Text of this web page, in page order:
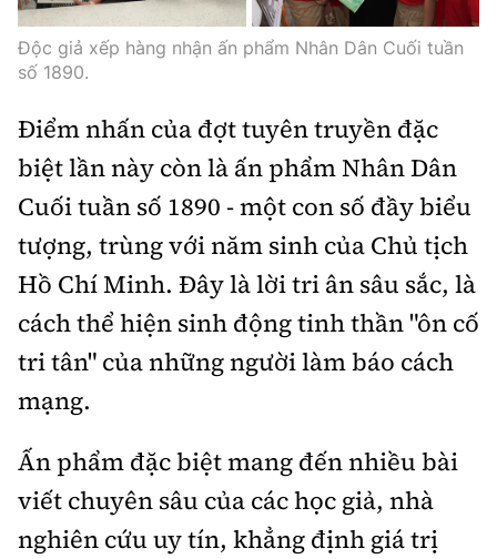
Độc giả xếp hàng nhận ấn phẩm Nhân Dân Cuối tuần
số 1890.
Điểm nhấn của đợt tuyên truyền đặc
biệt lần này còn là ấn phẩm Nhân Dân
Cuối tuần số 1890 - một con số đầy biểu
tượng, trùng với năm sinh của Chủ tịch
Hồ Chí Minh. Đây là lời tri ân sâu sắc, là
cách thể hiện sinh động tinh thần "ôn cố
tri tân" của những người làm báo cách
mạng.
Ấn phẩm đặc biệt mang đến nhiều bài
viết chuyên sâu của các học giả, nhà
nghiên cứu uy tín, khẳng định giá trị